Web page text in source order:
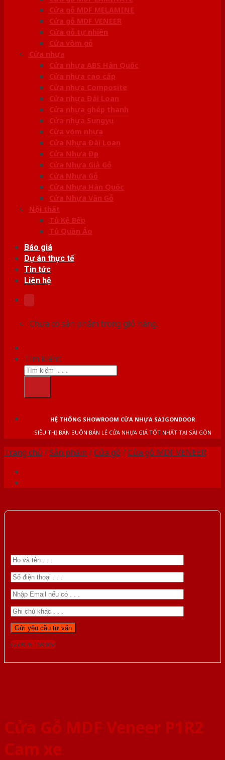
Cửa gỗ MDF MELAMINE
Cửa gỗ MDF VENEER
Cửa gỗ tự nhiên
Cửa vòm gỗ
Cửa nhựa
Cửa nhựa ABS Hàn Quốc
Cửa nhựa cao cấp
Cửa nhựa Composite
Cửa nhựa Đài Loan
Cửa nhựa ghép thanh
Cửa nhựa Sungyu
Cửa vòm nhựa
Cửa Nhựa Đài Loan
Cửa Nhựa Đẹp
Cửa Nhựa Giả Gỗ
Cửa Nhựa Gỗ
Cửa Nhựa Hàn Quốc
Cửa Nhựa Vân Gỗ
Nội thất
Tủ Kệ Bếp
Tủ Quần Áo
Báo giá
Dự án thực tế
Tin tức
Liên hệ
Chưa có sản phẩm trong giỏ hàng.
Tìm kiếm:
HỆ THỐNG SHOWROOM CỬA NHỰA SAIGONDOOR
SIÊU THỊ BÁN BUÔN BÁN LẺ CỬA NHỰA GIÁ TỐT NHẤT TẠI SÀI GÒN
Trang chủ /Sản phẩm /Cửa gỗ /Cửa gỗ MDF VENEER
Gọi 0976.169.864
Cửa Gỗ MDF Veneer P1R2
Cam xe